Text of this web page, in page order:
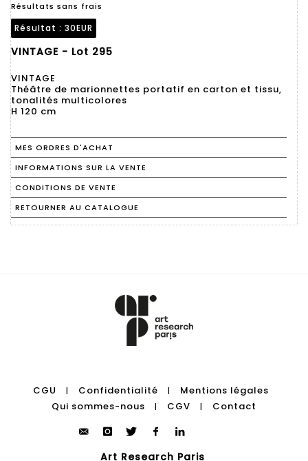
Résultats sans frais
Résultat : 30EUR
VINTAGE - Lot 295
VINTAGE
Théâtre de marionnettes portatif en carton et tissu,
tonalités multicolores
H 120 cm
MES ORDRES D'ACHAT
INFORMATIONS SUR LA VENTE
CONDITIONS DE VENTE
RETOURNER AU CATALOGUE
CGU | Confidentialité |
Mentions légales
Qui sommes-nous
| CGV | Contact
Art Research Paris